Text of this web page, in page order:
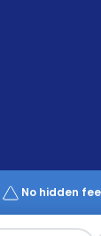
No hidden